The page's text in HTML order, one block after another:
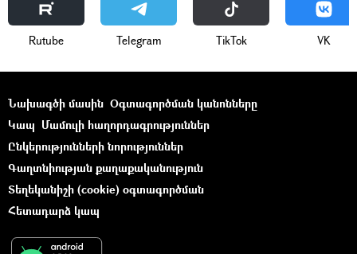
Rutube Telegram ТikТоk VK
Նախագծի մասին Օգտագործման կանոնները
Կապ Մամուլի հաղորդագրություններ
Ընկերությունների նորություններ
Գաղտնիության քաղաքականություն
Տեղեկանիշի (cookie) օգտագործման
Հետադարձ կապ